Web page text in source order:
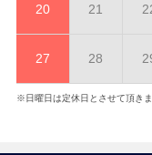
20 21
27 28
※日曜日は定休日とさせて頂き